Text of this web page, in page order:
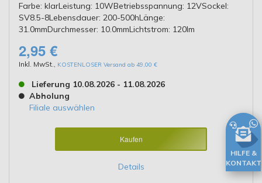
Farbe: klarLeistung: 10WBetriebsspannung: 12VSockel:
SV8.5-8Lebensdauer: 200-500hLänge:
31.0mmDurchmesser: 10.0mmLichtstrom: 120lm
2,95 €
Inkl. MwSt., KOSTENLOSER Versand ab 49,00 €
Lieferung 10.08.2026 - 11.08.2026
Abholung
Filiale auswählen
Kaufen
Details
HILFE &
KONTAKT